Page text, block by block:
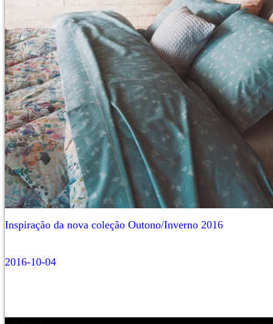
Inspiração da nova coleção Outono/Inverno 2016
2016-10-04